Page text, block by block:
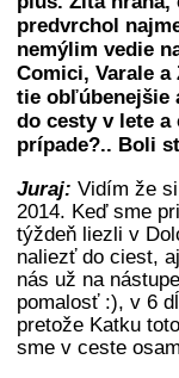
predvrchol
nemýlim vedie
Comici, Varale
tie obľúbenejšie
do cesty v lete a
prípade?.. Boli
Juraj: Vidím že
2014. Keď sme
týždeň liezli v
naliezť do ciest,
nás už na
pomalosť :), v 6
pretože Katku
sme v ceste